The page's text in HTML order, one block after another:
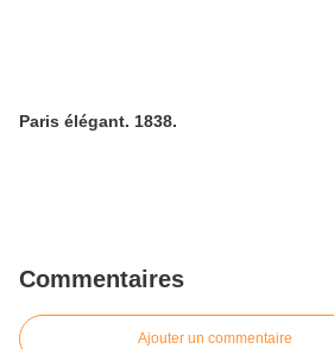
Paris élégant. 1838.
Commentaires
Ajouter un commentaire